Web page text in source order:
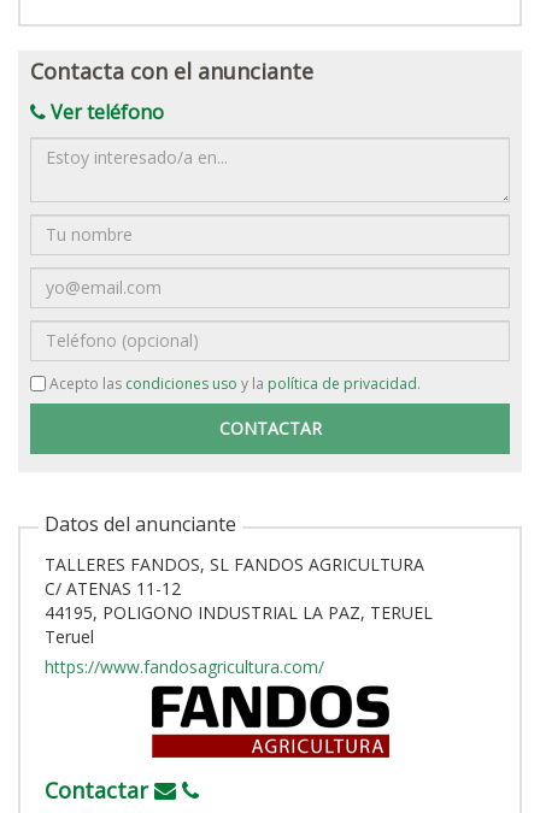
Contacta con el anunciante
Ver teléfono
Mensaje
Nombre
Email
Teléfono
Acepto las condiciones uso y la política de privacidad.
Datos del anunciante
TALLERES FANDOS, SL FANDOS AGRICULTURA
C/ ATENAS 11-12
44195, POLIGONO INDUSTRIAL LA PAZ, TERUEL
Teruel
https://www.fandosagricultura.com/
Contactar